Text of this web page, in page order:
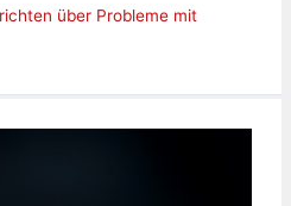
über Probleme mit